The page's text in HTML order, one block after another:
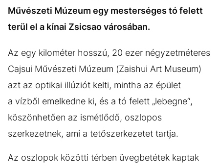
Művészeti Múzeum egy mesterséges tó felett
terül el a kínai Zsicsao városában.
Az egy kilométer hosszú, 20 ezer négyzetméteres
Cajsui Művészeti Múzeum (Zaishui Art Museum)
azt az optikai illúziót kelti, mintha az épület
a vízből emelkedne ki, és a tó felett „lebegne“,
köszönhetően az ismétlődő, oszlopos
szerkezetnek, ami a tetőszerkezetet tartja.
Az oszlopok közötti térben üvegbetétek kaptak